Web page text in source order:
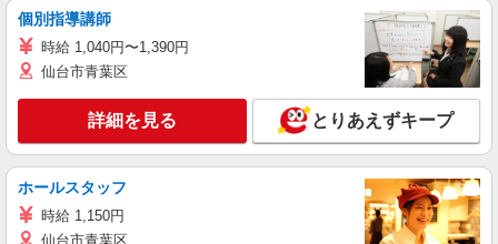
個別指導講師
時給 1,040円〜1,390円
仙台市青葉区
詳細を見る とりあえずキープ
ホールスタッフ
時給 1,150円
仙台市青葉区